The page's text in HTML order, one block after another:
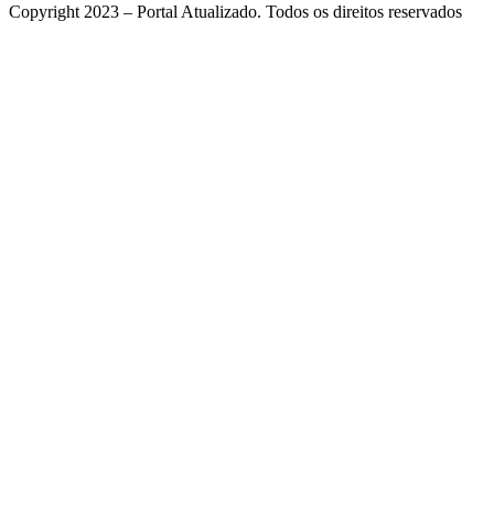
Copyright 2023 – Portal Atualizado. Todos os direitos reservados